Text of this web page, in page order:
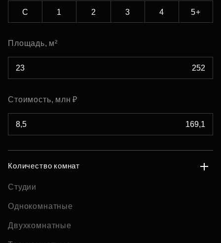
С 1 2 3 4 5+
Площадь, м²
Стоимость, млн ₽
Количество комнат
Студии
Однокомнатные
Двухкомнатные